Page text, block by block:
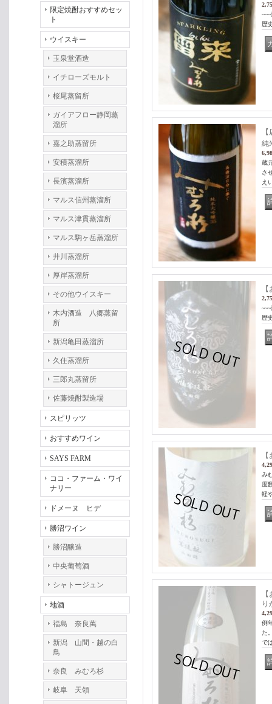
限定焼酎おすすめセッ
ト
ウイスキー
玉泉堂酒造
イチローズモルト
桜尾蒸留所
ガイアフロー静岡蒸
溜所
嘉之助蒸留所
安積蒸溜所
長濱蒸溜所
マルス信州蒸溜所
マルス津貫蒸溜所
マルス駒ヶ岳蒸溜所
井川蒸溜所
厚岸蒸溜所
その他ウイスキー
木内酒造 八郷蒸留
所
新潟亀田蒸溜所
久住蒸溜所
三郎丸蒸留所
佐藤焼酎製造場
スピリッツ
おすすめワイン
SAYS FARM
ココ・ファーム・ワイ
ナリー
ドメーヌ ヒデ
勝沼ワイン
勝沼醸造
中央葡萄酒
シャトージュン
地酒
福島 奈良萬
新潟 山間・越の白
鳥
奈良 みむろ杉
岐阜 天領
歴
純
蔵
さ
え
歴
み
度
軽
例
た
で